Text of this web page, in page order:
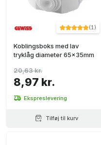
(1)
Koblingsboks med lav
tryklåg diameter 65x35mm
8,97 kr.
20,63 kr.
Ekspreslevering
Tilføj til kurv